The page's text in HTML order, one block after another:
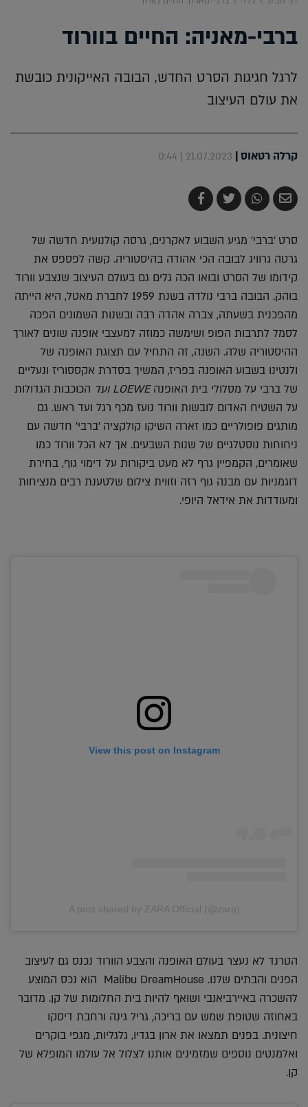
ברבי-מאניה: החיים בוורוד
לרגל חגיגות הסרט החדש, הבובה האייקונית כובשת
את עולם העיצוב
קרלה רטאוס|
21.07.2023 | 0:44
שלח
בדואר
שתף
ב-
צייץ
ב-
שתף
ב-
סרט 'ברבי' מגיע השבוע לאקרנים, גרסה קולנועית חדשה של
גרטה גרוויג לבובה הכי אהודה בהיסטוריה. קשה לפספס את
קידומו של הסרט ובואו הכה גלים גם בעולם העיצוב שנצבע וורוד
בוהק. הבובה ברבי נולדה בשנת 1959 לחברת מאטל, היא הייתה
מהפכנית בשעתה, צברה אהדה רבה ובשנות השמונים הפכה
לסמל לתרבות הפופ ושימשה כמוזה למעצבי אופנה שונים לאורך
ההיסטוריה שלה. השנה, זה התחיל עם תצוגת האופנה של
ולנטינו בשבוע האופנה בפריז, המשיך בסדרת אקססוריז ונעליים
של ברבי על מסלולי בית האופנהLOEWE ועד הכוכבות הגדולות
על השטיח האדום לובשות וורוד נועז מכף רגל ועד ראש. גם
מותגים פופולריים כמו זארה השיקו קולקציה 'ברבי' חדשה עם
ניחוחות נוסטלגיים של שנות השבעים. אך לא הכל וורוד כמו
שאומרים, הקמפיין גרף לא מעט ביקורות על דימוי גוף, בחירת
דוגמניות עם מבנה גוף רזה וזווית צילום שלטענת רבים מנציחות
ומעודדות את אידאל היופי.
View this post on Instagram
A post shared by ZARA Official (@zara)
הטרנד לא נעצר בעולם האופנה והצבע הוורוד נכנס גם לעיצוב
הפנים והבתים שלנו. Malibu DreamHouse הוא נכס המוצע
להשכרה באיירביאנבי ושואף להיות בית החלומות של קן. מדובר
באחוזה שטופת שמש עם בריכה, גריל גינה ורחבת דיסקו
חיצונית. בפנים תמצאו את ארון בגדיו, גלגליות, מגפי בוקרים
ואלמנטים נוספים שמזמינים אותנו לצלול אל עולמו המופלא של
קן.